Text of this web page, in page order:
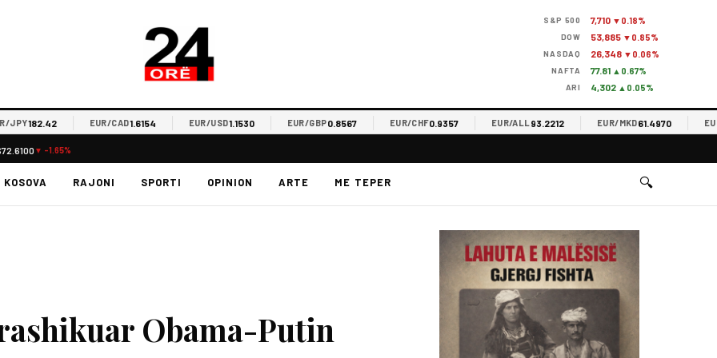
S&P 500 7,710 ▼0.18%
DOW 53,885 ▼0.85%
NASDAQ 26,348 ▼0.06%
NAFTA 77.81 ▲0.67%
ARI 4,302 ▲0.05%
182.42 EUR/CAD1.6154 EUR/USD1.1530 EUR/GBP0.8567 EUR/CHF0.9357 EUR/ALL93.2212 EUR/MKD61.4970 EUR/
▼ -1.65%
KOSOVA RAJONI SPORTI OPINION ARTE ME TEPER 🔍
Obama-Putin